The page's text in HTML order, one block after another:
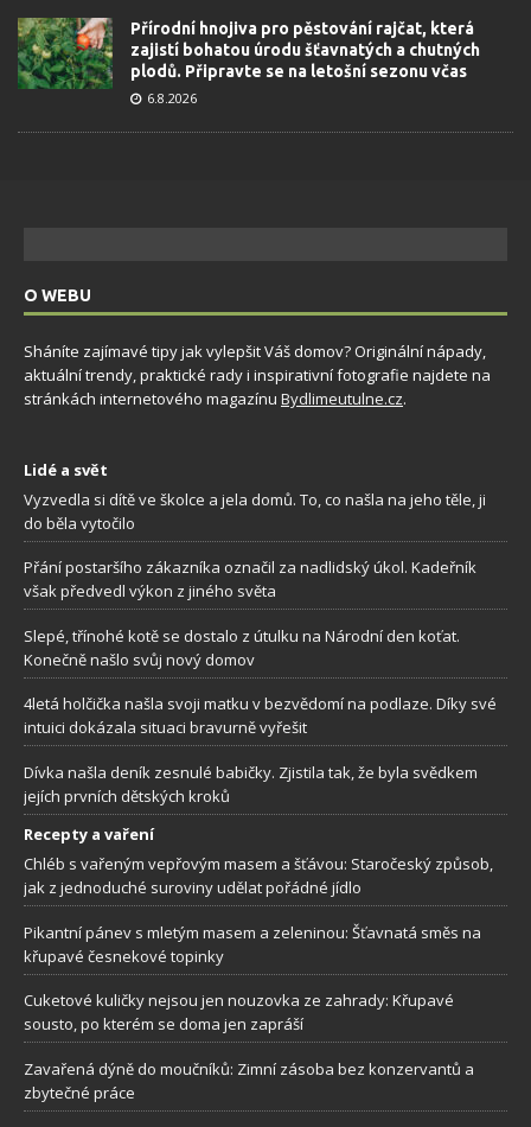
Přírodní hnojiva pro pěstování rajčat, která
zajistí bohatou úrodu šťavnatých a chutných
plodů. Připravte se na letošní sezonu včas
6.8.2026
O WEBU
Sháníte zajímavé tipy jak vylepšit Váš domov? Originální nápady,
aktuální trendy, praktické rady i inspirativní fotografie najdete na
stránkách internetového magazínu Bydlimeutulne.cz.
Lidé a svět
Vyzvedla si dítě ve školce a jela domů. To, co našla na jeho těle, ji
do běla vytočilo
Přání postaršího zákazníka označil za nadlidský úkol. Kadeřník
však předvedl výkon z jiného světa
Slepé, třínohé kotě se dostalo z útulku na Národní den koťat.
Konečně našlo svůj nový domov
4letá holčička našla svoji matku v bezvědomí na podlaze. Díky své
intuici dokázala situaci bravurně vyřešit
Dívka našla deník zesnulé babičky. Zjistila tak, že byla svědkem
jejích prvních dětských kroků
Recepty a vaření
Chléb s vařeným vepřovým masem a šťávou: Staročeský způsob,
jak z jednoduché suroviny udělat pořádné jídlo
Pikantní pánev s mletým masem a zeleninou: Šťavnatá směs na
křupavé česnekové topinky
Cuketové kuličky nejsou jen nouzovka ze zahrady: Křupavé
sousto, po kterém se doma jen zapráší
Zavařená dýně do moučníků: Zimní zásoba bez konzervantů a
zbytečné práce